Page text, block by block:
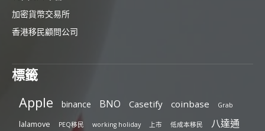
加密貨幣交易所
香港移民顧問公司
標籤
Apple binance BNO Casetify coinbase Grab
lalamove PEQ移民 working holiday 上市 低成本移民 八達通